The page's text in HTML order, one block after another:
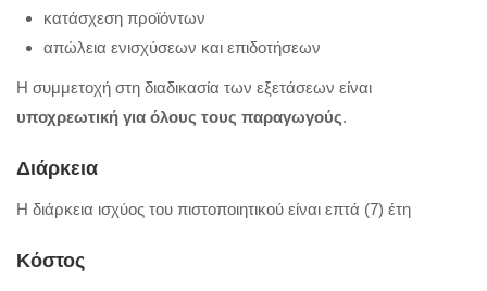
κατάσχεση προϊόντων
απώλεια ενισχύσεων και επιδοτήσεων
Η συμμετοχή στη διαδικασία των εξετάσεων είναι
υποχρεωτική για όλους τους παραγωγούς.
Διάρκεια
Η διάρκεια ισχύος του πιστοποιητικού είναι επτά (7) έτη
Κόστος